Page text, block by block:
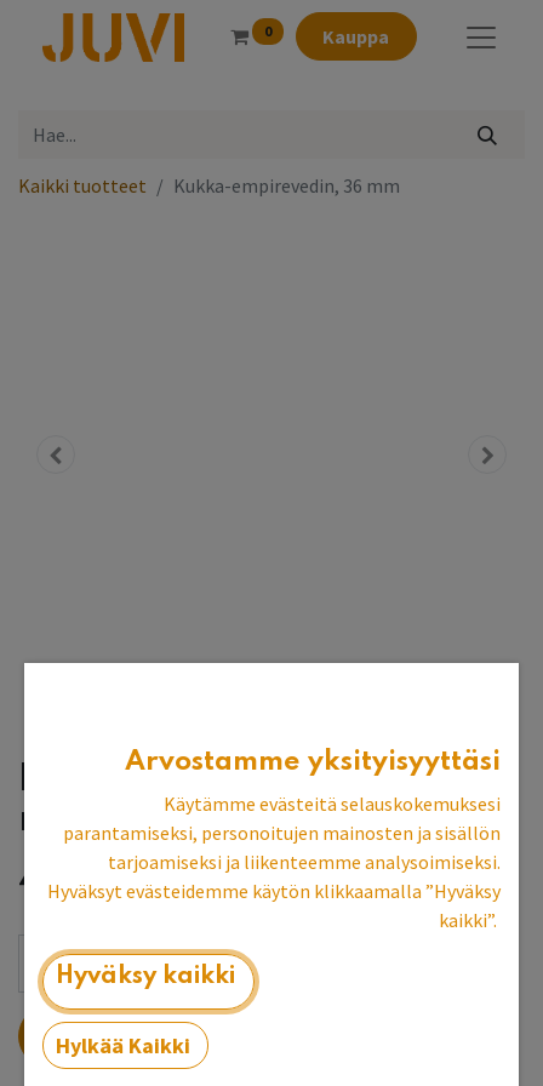
0 Kauppa
Kaikki tuotteet Kukka-empirevedin, 36 mm
Kukka-empirevedin, 36
mm
4,78€
LISÄÄ OSTOSKORIIN
Arvostamme yksityisyyttäsi
Käytämme evästeitä selauskokemuksesi
parantamiseksi, personoitujen mainosten ja sisällön
tarjoamiseksi ja liikenteemme analysoimiseksi.
Hyväksyt evästeidemme käytön klikkaamalla ”Hyväksy
kaikki”.
Hyväksy kaikki
Hylkää Kaikki